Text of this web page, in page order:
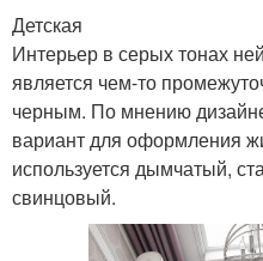
Детская
Интерьер в серых тонах
является чем-то
черным. По мнению
вариант для оформления
используется дымчатый,
свинцовый.